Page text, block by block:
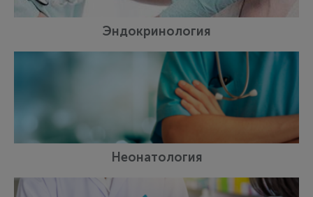
Эндокринология
Неонатология